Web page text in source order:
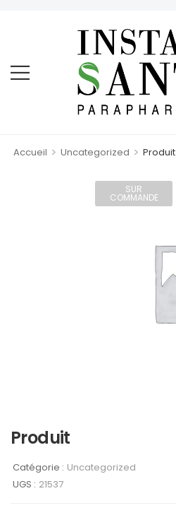
Accueil > Uncategorized > Produit
SUR
COMMANDE
Produit
Catégorie : Uncategorized
UGS : 21537